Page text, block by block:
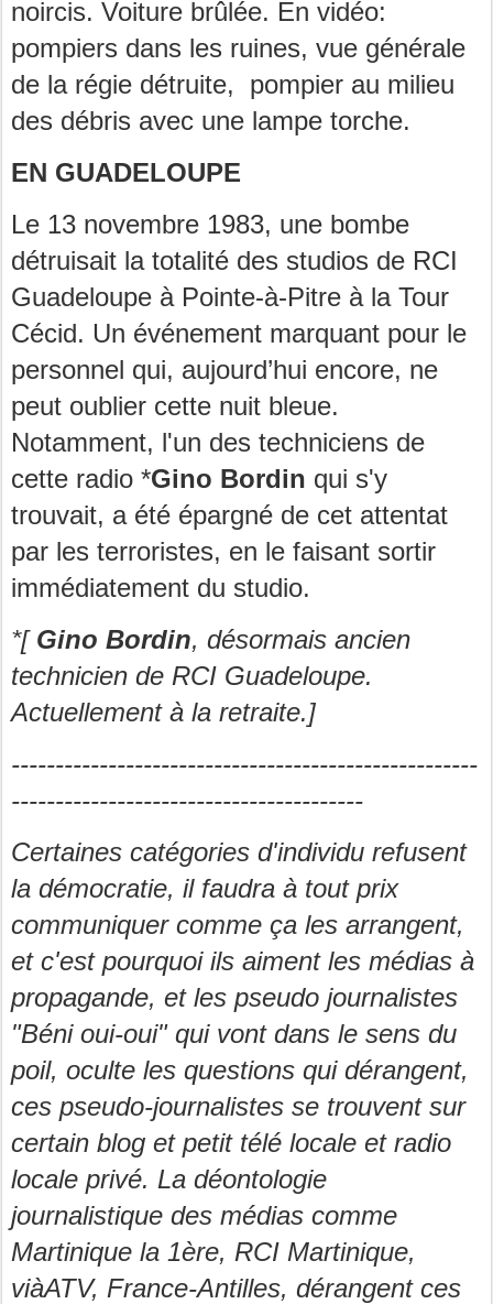
noircis. Voiture brûlée. En vidéo:
pompiers dans les ruines, vue générale
de la régie détruite, pompier au milieu
des débris avec une lampe torche.
EN GUADELOUPE
Le 13 novembre 1983, une bombe
détruisait la totalité des studios de RCI
Guadeloupe à Pointe-à-Pitre à la Tour
Cécid. Un événement marquant pour le
personnel qui, aujourd’hui encore, ne
peut oublier cette nuit bleue.
Notamment, l'un des techniciens de
cette radio *Gino Bordin qui s'y
trouvait, a été épargné de cet attentat
par les terroristes, en le faisant sortir
immédiatement du studio.
*[ Gino Bordin, désormais ancien
technicien de RCI Guadeloupe.
Actuellement à la retraite.]
-----------------------------------------------------
----------------------------------------
Certaines catégories d'individu refusent
la démocratie, il faudra à tout prix
communiquer comme ça les arrangent,
et c'est pourquoi ils aiment les médias à
propagande, et les pseudo journalistes
"Béni oui-oui" qui vont dans le sens du
poil, oculte les questions qui dérangent,
ces pseudo-journalistes se trouvent sur
certain blog et petit télé locale et radio
locale privé. La déontologie
journalistique des médias comme
Martinique la 1ère, RCI Martinique,
viàATV, France-Antilles, dérangent ces